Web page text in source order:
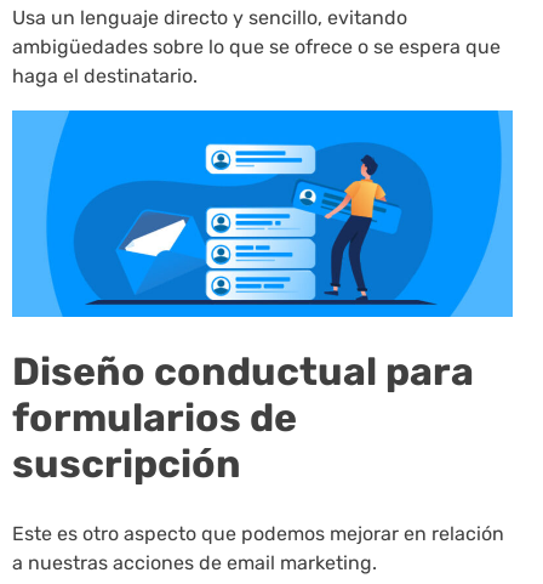
Usa un lenguaje directo y sencillo, evitando
ambigüedades sobre lo que se ofrece o se espera que
haga el destinatario.
Diseño conductual para
formularios de
suscripción
Este es otro aspecto que podemos mejorar en relación
a nuestras acciones de email marketing.